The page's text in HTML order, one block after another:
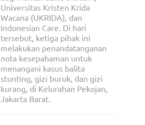
Universitas Kristen Krida
Wacana (UKRIDA), dan
Indonesian Care. Di hari
tersebut, ketiga pihak ini
melakukan penandatanganan
nota kesepahaman untuk
menangani kasus balita
stunting, gizi buruk, dan gizi
kurang, di Kelurahan Pekojan,
Jakarta Barat.